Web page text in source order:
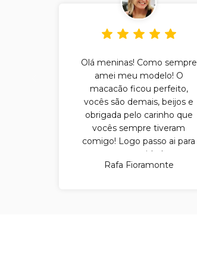
Olá meninas! Como sempre
amei meu modelo! O
macacão ficou perfeito,
vocês são demais, beijos e
obrigada pelo carinho que
vocês sempre tiveram
comigo! Logo passo ai para
ver as novidades.
Rafa Fioramonte